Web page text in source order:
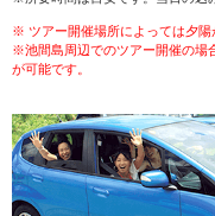
※ ツアー開催場所によっては夕陽
※池間島周辺でのツアー開催の場
が可能です。